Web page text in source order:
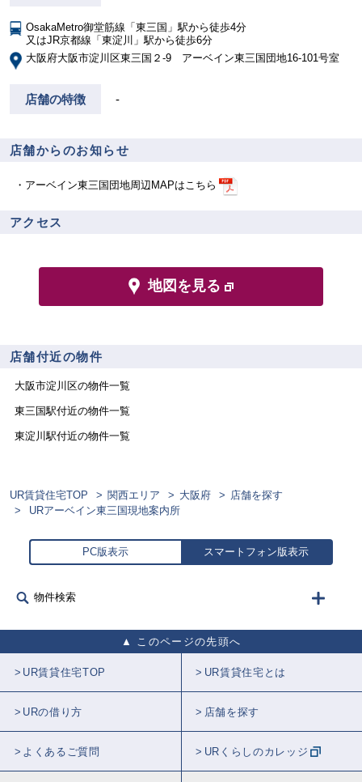
OsakaMetro御堂筋線「東三国」駅から徒歩4分
又はJR京都線「東淀川」駅から徒歩6分
大阪府大阪市淀川区東三国２-9 アーベイン東三国団地16-101号室
店舗の特徴 -
店舗からのお知らせ
アーベイン東三国団地周辺MAPはこちら
アクセス
地図を見る
店舗付近の物件
大阪市淀川区の物件一覧
東三国駅付近の物件一覧
東淀川 駅付近の物件一覧
UR賃貸住宅TOP 関西エリア 大阪府
店舗を探す
URアーベイン東三国現地案内所
PC版表示 スマートフォン版表示
物件検索
このページの先頭へ
UR賃貸住宅TOP UR賃貸住宅とは
URの借り方 店舗を探す
よくあるご質問 URくらしのカレッジ